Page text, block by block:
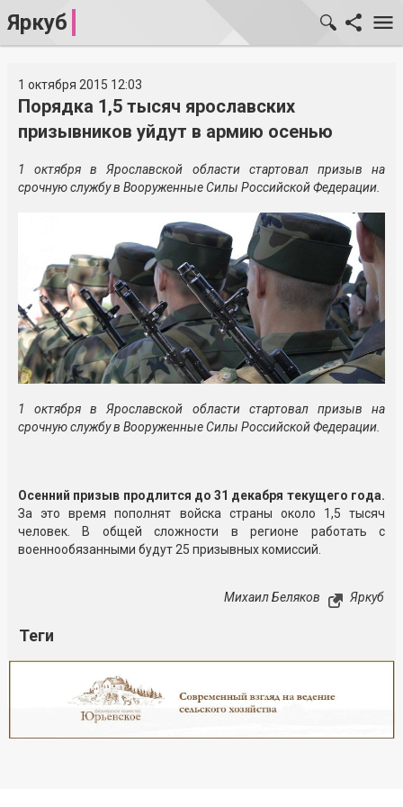
Яркуб
1 октября 2015 12:03
Порядка 1,5 тысяч ярославских
призывников уйдут в армию осенью
1 октября в Ярославской области стартовал призыв на
срочную службу в Вооруженные Силы Российской Федерации.
1 октября в Ярославской области стартовал призыв на
срочную службу в Вооруженные Силы Российской Федерации.
Осенний призыв продлится до 31 декабря текущего года.
За это время пополнят войска страны около 1,5 тысяч
человек. В общей сложности в регионе работать с
военнообязанными будут 25 призывных комиссий.
Михаил Беляков Яркуб
Теги